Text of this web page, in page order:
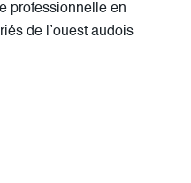
professionnelle en
de l’ouest audois